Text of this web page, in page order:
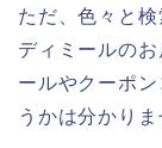
ただ、色々と
ディミールの
ールやクーポ
うかは分かりま